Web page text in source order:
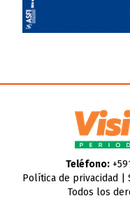
Teléfono:
Política de privacidad
Todos los